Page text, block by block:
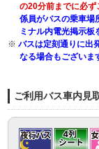
の20分前までに必ず
係員がバスの乗車場
ミナル内電光掲示板
※バスは定刻通りに出
なる場合もございま
ご利用バス車内見